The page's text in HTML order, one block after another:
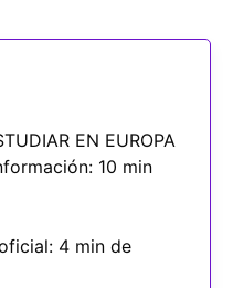
EN EUROPA
10 min
4 min de